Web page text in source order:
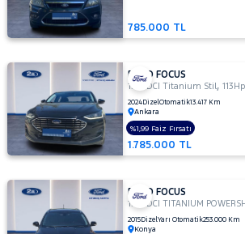
X
1.6
AMBIENTE
1.6
Duratec
Ti-VCT
Titanium
1.6
GHIA
1.6
TDCI
1.6 TDCI
TITANIUM
785.000 TL
FORD FOCUS
1.5 TDCI Titanium Stil,113Hp
2024DizelOtomatik13.417 Km
Ankara
1.785.000 TL
%1,99 Faiz Fırsatı
FORD FOCUS
1.5 TDCI TITANIUM
2015DizelYarı Otomatik253.000 Km
Konya